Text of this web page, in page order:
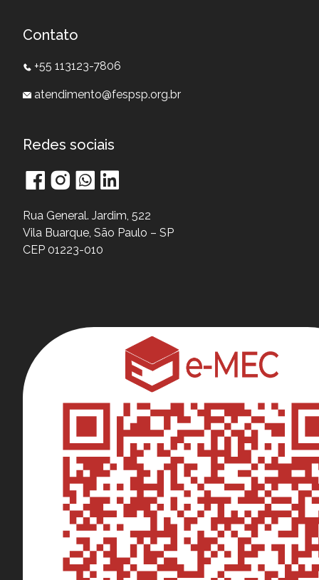
Contato
+55 113123-7806
atendimento@fespsp.org.br
Redes sociais
Rua General. Jardim, 522
Vila Buarque, São Paulo – SP
CEP 01223-010